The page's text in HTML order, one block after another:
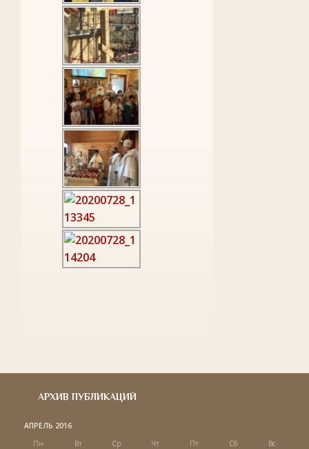
АРХИВ ПУБЛИКАЦИЙ
АПРЕЛЬ 2016
Пн
Вт Ср Чт Пт Сб
Вс